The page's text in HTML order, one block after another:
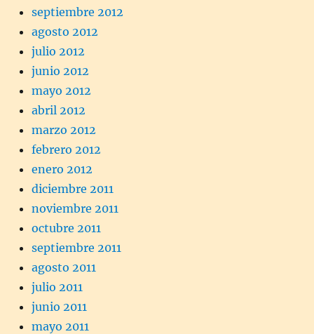
septiembre 2012
agosto 2012
julio 2012
junio 2012
mayo 2012
abril 2012
marzo 2012
febrero 2012
enero 2012
diciembre 2011
noviembre 2011
octubre 2011
septiembre 2011
agosto 2011
julio 2011
junio 2011
mayo 2011